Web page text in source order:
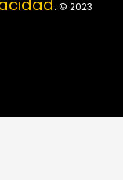
. © 2023